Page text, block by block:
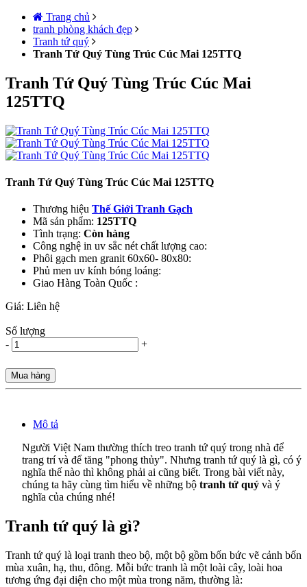
Trang chủ
tranh phòng khách đẹp
Tranh tứ quý
Tranh Tứ Quý Tùng Trúc Cúc Mai 125TTQ
Tranh Tứ Quý Tùng Trúc Cúc Mai
125TTQ
Tranh Tứ Quý Tùng Trúc Cúc Mai 125TTQ
Thương hiệu Thế Giới Tranh Gạch
Mã sản phẩm: 125TTQ
Tình trạng: Còn hàng
Công nghệ in uv sắc nét chất lượng cao:
Phôi gạch men granit 60x60- 80x80:
Phủ men uv kính bóng loáng:
Giao Hàng Toàn Quốc :
Giá: Liên hệ
Số lượng
-
+
Mua hàng
Mô tả
Người Việt Nam thường thích treo tranh tứ quý trong nhà để
trang trí và để tăng "phong thủy". Nhưng tranh tứ quý là gì, có ý
nghĩa thế nào thì không phải ai cũng biết. Trong bài viết này,
chúng ta hãy cùng tìm hiểu về những bộ tranh tứ quý và ý
nghĩa của chúng nhé!
Tranh tứ quý là gì?
Tranh tứ quý là loại tranh theo bộ, một bộ gồm bốn bức vẽ cảnh bốn
mùa xuân, hạ, thu, đông. Mỗi bức tranh là một loài cây, loài hoa
tương ứng đại diện cho một mùa trong năm, thường là: